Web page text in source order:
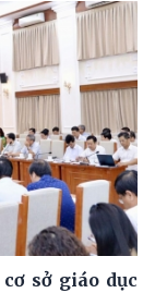
sở giáo dục